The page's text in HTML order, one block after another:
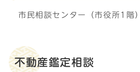
市民相談センター（市役所1階）
不動産鑑定相談